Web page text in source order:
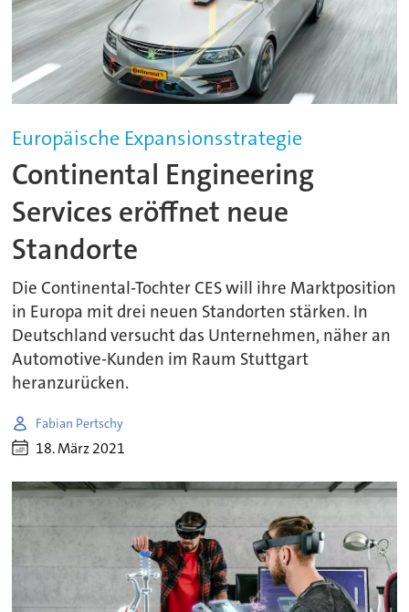
Europäische Expansionsstrategie
Continental Engineering
Services eröffnet neue
Standorte
Die Continental-Tochter CES will ihre Marktposition
in Europa mit drei neuen Standorten stärken. In
Deutschland versucht das Unternehmen, näher an
Automotive-Kunden im Raum Stuttgart
heranzurücken.
Fabian Pertschy
18. März 2021